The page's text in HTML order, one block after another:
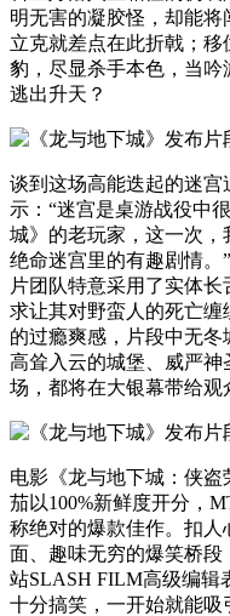
明无害的凝胶怪，却能
立克就差点在此折戟；
豹，尽显杀手本色，当
逃出升天？
谈到这场高能迭起的迷宫
示：“迷宫是桌游战役中
城》的老玩家，这一次
绝命迷宫里的有趣剧情。
片团队特意采用了实体
求让其对野蛮人的死亡
的过瘾爽感，片段中无冬
高耸入云的城堡、威严
场，都将在大银幕带给观
电影《龙与地下城：侠
茄以100%新鲜度开分，
称绝对的爆款佳作。扣
面、趣味无穷的爆笑桥段
站SLASH FILM高级编辑
十分搞笑，一开始就能吸